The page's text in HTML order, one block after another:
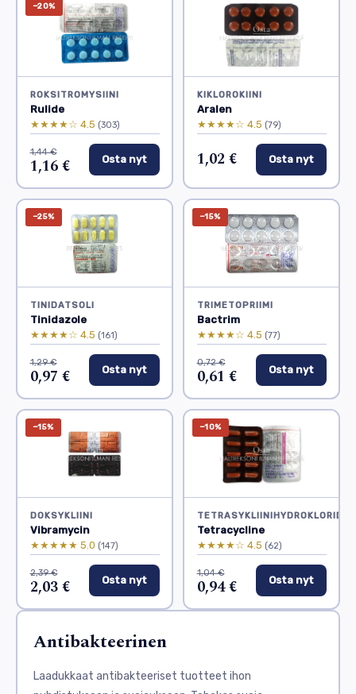
−20%
ROKSITROMYSIINI
Rulide
★★★★☆ 4.5 (303)
1,44 €
1,16 € Osta nyt
KIKLOROKIINI
Aralen
★★★★☆ 4.5 (79)
1,02 € Osta nyt
−25%
TINIDATSOLI
Tinidazole
★★★★☆ 4.5 (161)
1,29 €
0,97 € Osta nyt
−15%
TRIMETOPRIIMI
Bactrim
★★★★☆ 4.5 (77)
0,72 €
0,61 € Osta nyt
−15%
DOKSYKLIINI
Vibramycin
★★★★★ 5.0 (147)
2,39 €
2,03 € Osta nyt
−10%
TETRASYKLIINIHYDROKLORIDI
Tetracycline
★★★★☆ 4.5 (62)
1,04 €
0,94 € Osta nyt
Antibakteerinen
Laadukkaat antibakteeriset tuotteet ihon